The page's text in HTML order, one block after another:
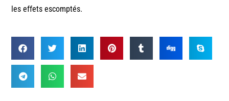
les effets escomptés.